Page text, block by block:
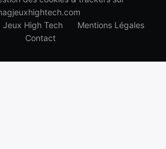
Jeux High Tech
Mentions Légales
Contact